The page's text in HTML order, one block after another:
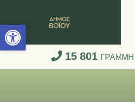
Ανοίξτε τη
15 801